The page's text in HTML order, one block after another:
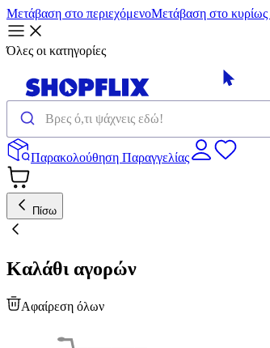
Μετάβαση στο περιεχόμενοΜετάβαση στο κυρίως
Όλες οι κατηγορίες
Παρακολούθηση Παραγγελίας
Πίσω
Καλάθι αγορών
Αφαίρεση όλων